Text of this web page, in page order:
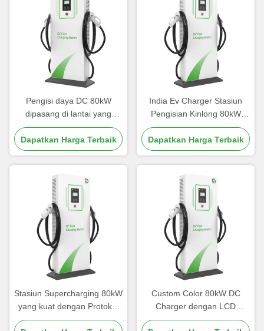
Pengisi daya DC 80kW
dipasang di lantai yang
cocok untuk stasiun
pengisian umum
Dapatkan Harga Terbaik
India Ev Charger Stasiun
Pengisian Kinlong 80kW
CCS2 Double Gun Untuk
Stasiun Bensin Stasiun
Umum
Dapatkan Harga Terbaik
Stasiun Supercharging 80kW
yang kuat dengan Protokol
Komunikasi OCPP 1.6 dan
Custom Color 80kW DC
Charger dengan LCD
Display Screen Dalam